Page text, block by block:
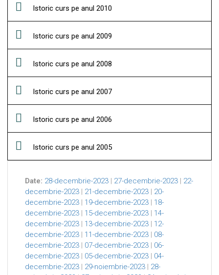
Istoric curs pe anul 2010
Istoric curs pe anul 2009
Istoric curs pe anul 2008
Istoric curs pe anul 2007
Istoric curs pe anul 2006
Istoric curs pe anul 2005
Date: 28-decembrie-2023 | 27-decembrie-2023 | 22-
decembrie-2023 | 21-decembrie-2023 | 20-
decembrie-2023 | 19-decembrie-2023 | 18-
decembrie-2023 | 15-decembrie-2023 | 14-
decembrie-2023 | 13-decembrie-2023 | 12-
decembrie-2023 | 11-decembrie-2023 | 08-
decembrie-2023 | 07-decembrie-2023 | 06-
decembrie-2023 | 05-decembrie-2023 | 04-
decembrie-2023 | 29-noiembrie-2023 | 28-